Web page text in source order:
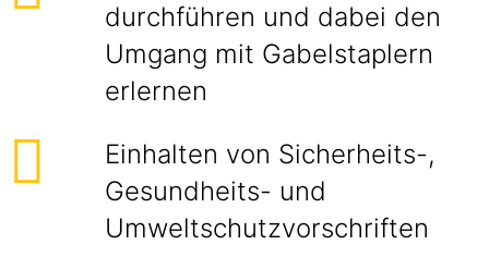
durchführen und dabei den
Umgang mit Gabelstaplern
erlernen
Einhalten von Sicherheits-,
Gesundheits- und
Umweltschutzvorschriften